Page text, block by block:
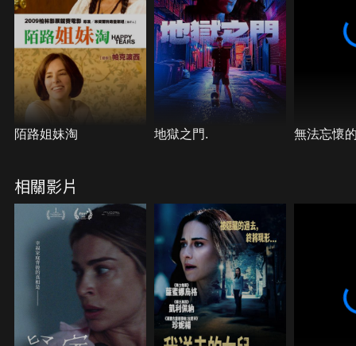
陌路姐妹淘 地獄之門. 無法忘懷
相關影片